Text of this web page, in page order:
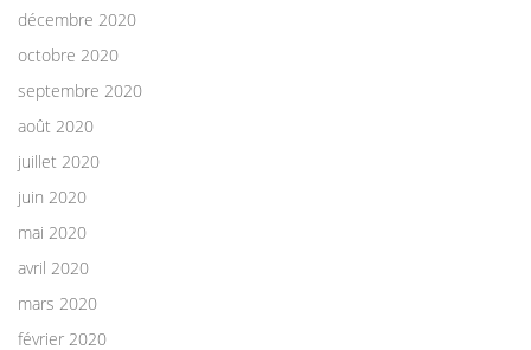
décembre 2020
octobre 2020
septembre 2020
août 2020
juillet 2020
juin 2020
mai 2020
avril 2020
mars 2020
février 2020